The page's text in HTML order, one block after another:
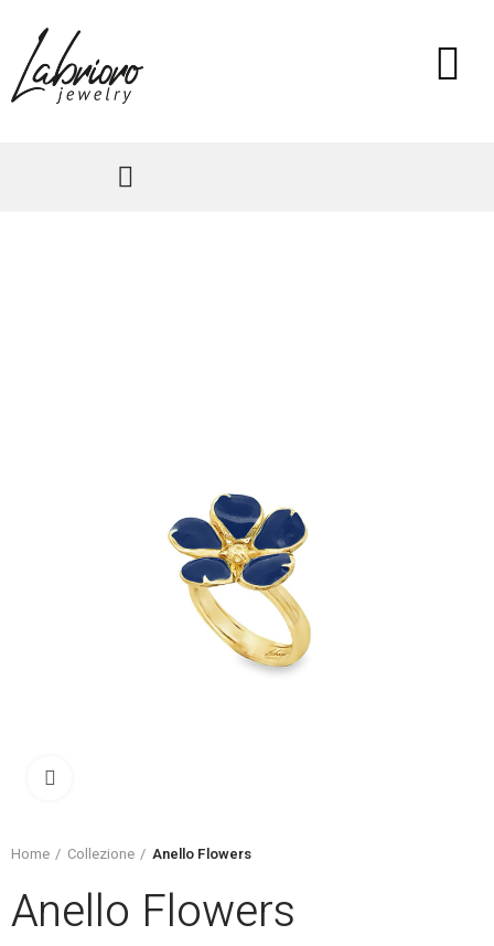
Home Collezione Anello Flowers
Anello Flowers